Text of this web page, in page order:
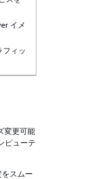
イメ
フィッ
変更可能
ピューテ
スムー